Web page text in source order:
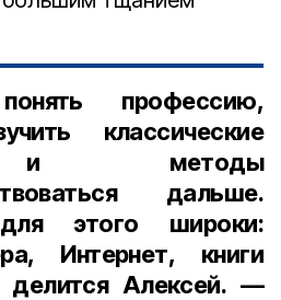
профессию,
классические
и методы
дальше.
этого широки:
Интернет, книги
Алексей. —